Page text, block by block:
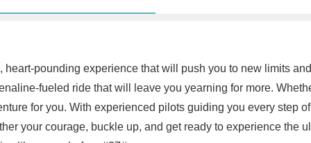
pounding experience that will push you to new limits
fueled ride that will leave you yearning for more.
for you. With experienced pilots guiding you every step
your courage, buckle up, and get ready to experience the